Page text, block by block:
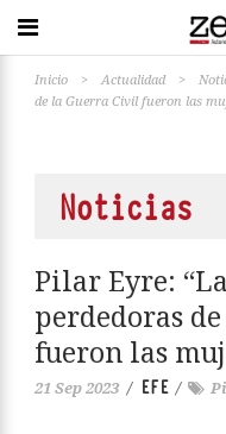
Inicio > Actualidad >
de la Guerra Civil fueron las
Noticias
Pilar Eyre:
perdedoras
fueron las
21 Sep 2023 / EFE /